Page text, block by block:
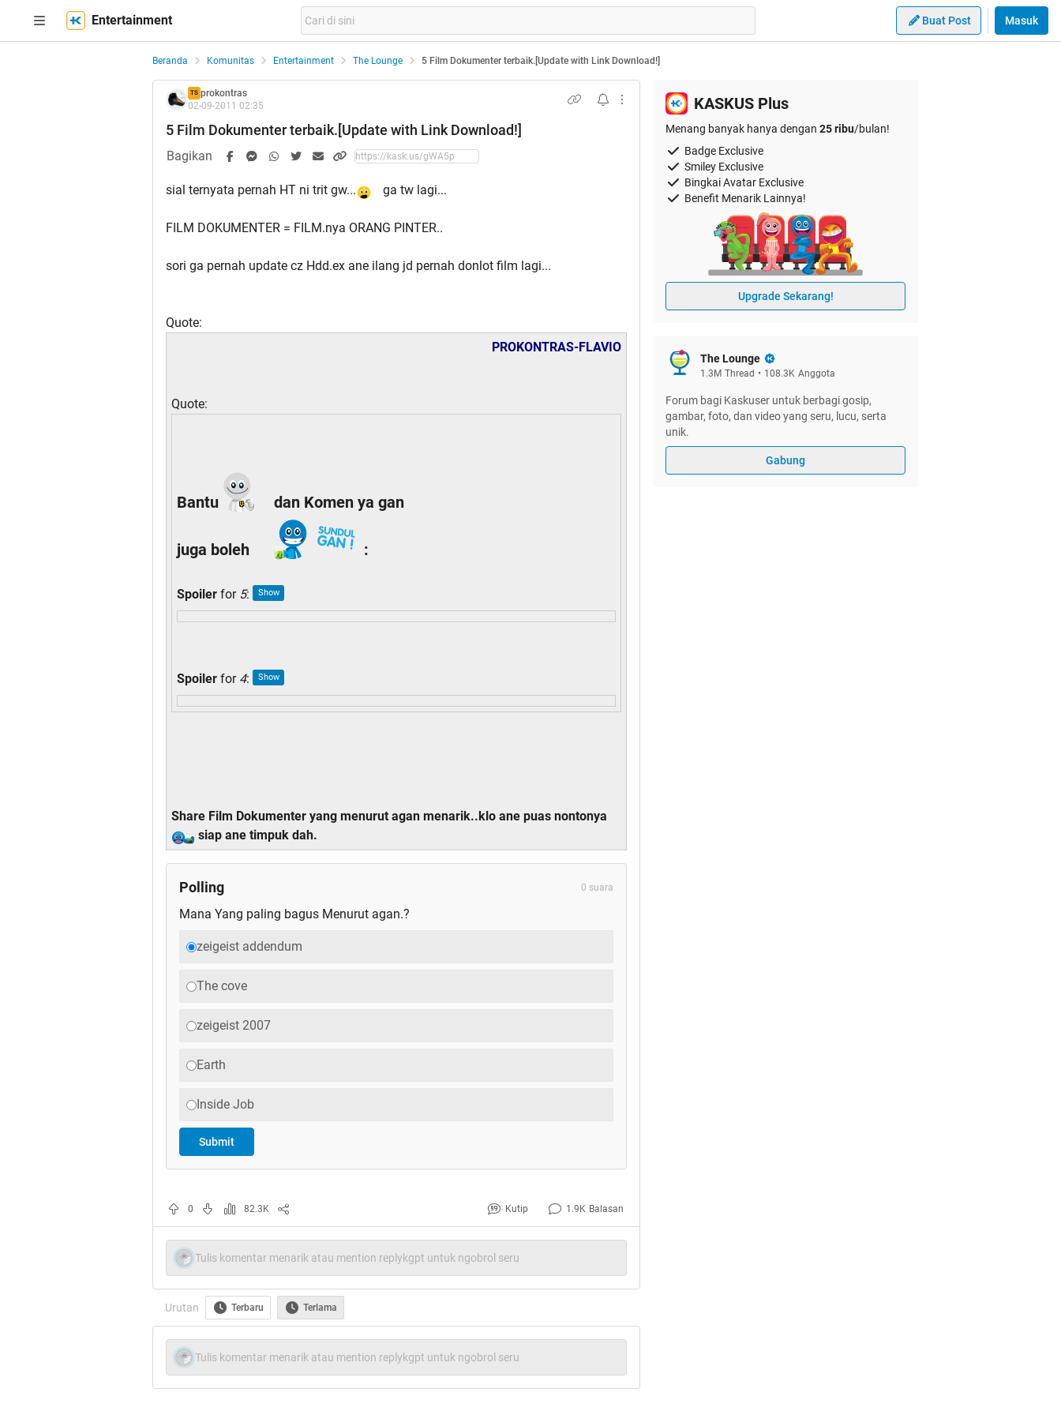
Entertainment Buat Post Masuk
Beranda Komunitas Entertainment The Lounge 5 Film Dokumenter terbaik.[Update with Link Download!]
TS prokontras
02-09-2011 02:35
5 Film Dokumenter terbaik.[Update with Link Download!]
Bagikan
sial ternyata pernah HT ni trit gw... ga tw lagi...
FILM DOKUMENTER = FILM.nya ORANG PINTER..
sori ga pernah update cz Hdd.ex ane ilang jd pernah donlot film lagi...
Quote:
PROKONTRAS-FLAVIO
Quote:
Bantu dan Komen ya gan
juga boleh :
Spoiler for 5:
Spoiler for 4:
Share Film Dokumenter yang menurut agan menarik..klo ane puas nontonya
siap ane timpuk dah.
Polling 0 suara
Mana Yang paling bagus Menurut agan.?
zeigeist addendum
The cove
zeigeist 2007
Earth
Inside Job
Submit
0 82.3K Kutip 1.9K Balasan
Tulis komentar menarik atau mention replykgpt untuk ngobrol seru
Urutan Terbaru Terlama
Tulis komentar menarik atau mention replykgpt untuk ngobrol seru
KASKUS Plus
Menang banyak hanya dengan 25 ribu/bulan!
Badge Exclusive
Smiley Exclusive
Bingkai Avatar Exclusive
Benefit Menarik Lainnya!
Upgrade Sekarang!
The Lounge
1.3M Thread • 108.3K Anggota
Forum bagi Kaskuser untuk berbagi gosip,
gambar, foto, dan video yang seru, lucu, serta
unik.
Gabung